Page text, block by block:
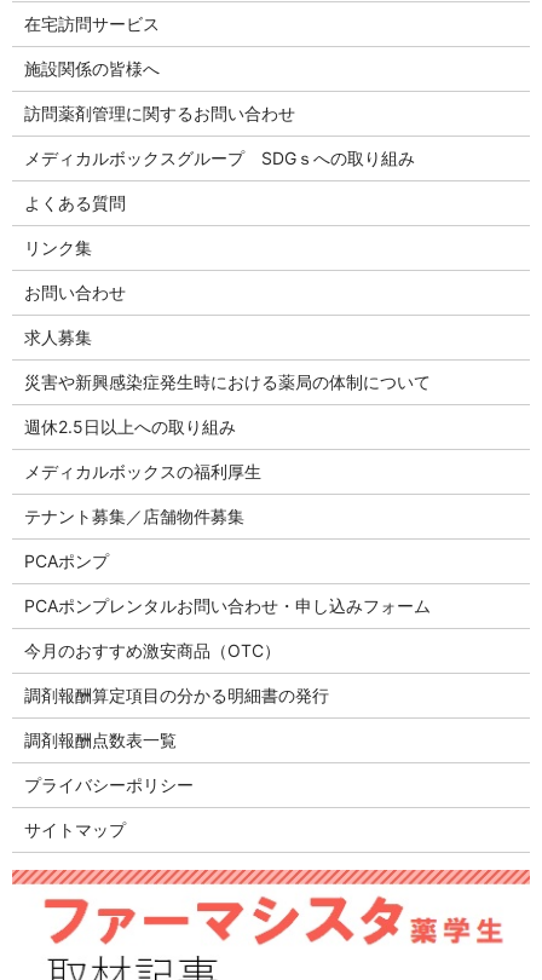
在宅訪問サービス
施設関係の皆様へ
訪問薬剤管理に関するお問い合わせ
メディカルボックスグループ SDGｓへの取り組み
よくある質問
リンク集
お問い合わせ
求人募集
災害や新興感染症発生時における薬局の体制について
週休2.5日以上への取り組み
メディカルボックスの福利厚生
テナント募集／店舗物件募集
PCAポンプ
PCAポンプレンタルお問い合わせ・申し込みフォーム
今月のおすすめ激安商品（OTC）
調剤報酬算定項目の分かる明細書の発行
調剤報酬点数表一覧
プライバシーポリシー
サイトマップ